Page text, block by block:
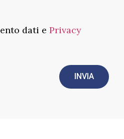
dati e Privacy
INVIA